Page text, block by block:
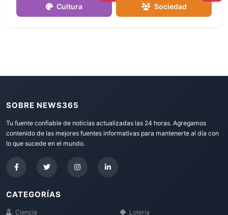
Cultura Sociedad
SOBRE NEWS365
Tu fuente confiable de noticias actualizadas las 24 horas. Agregamos
contenido de las mejores fuentes informativas para mantenerte al día con
lo que sucede en el mundo.
CATEGORÍAS
Ciencia
Loteria